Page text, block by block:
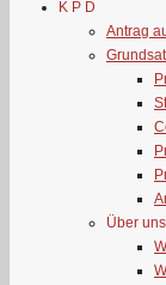
K P D
Antrag
Über uns